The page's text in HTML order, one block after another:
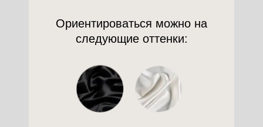
Ориентироваться можно на
следующие оттенки: